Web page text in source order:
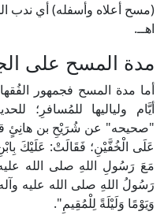
(مسح أعلاه وأسفله) أي ندب
اهــ.
مدة المسح على
أما مدة المسح فجمهور
أيَّام ولياليها للمُسافرِ؛
"صحيحه" عن شُرَيْحِ بن هانِئٍ
عَلَى الْخُفَّيْنِ؛ فَقَالَتْ: عَلَيْكَ
مَعَ رَسُولِ اللهِ صلى الله
رَسُولُ اللهِ صلى الله عليه
وَيَوْمًا وَلَيْلَةً لِلْمُقِيمِ".